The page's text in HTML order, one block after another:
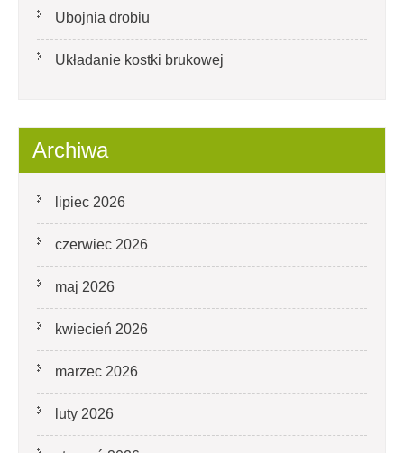
Ubojnia drobiu
Układanie kostki brukowej
Archiwa
lipiec 2026
czerwiec 2026
maj 2026
kwiecień 2026
marzec 2026
luty 2026